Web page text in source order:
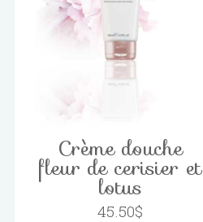
Crème douche
fleur de cerisier et
lotus
45.50$